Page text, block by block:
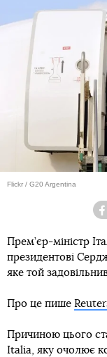
Flickr / G20 Argentina
Прем’єр-міністр
президентові
яке той
Про це пише
Причиною цього
Italia, яку очолює